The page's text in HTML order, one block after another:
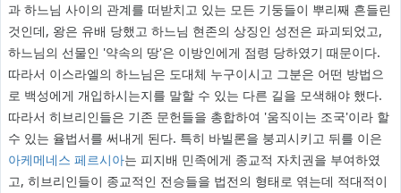
과 하느님 사이의 관계를 떠받치고 있는 모든 기둥들이 뿌리째 흔들린
것인데, 왕은 유배 당했고 하느님 현존의 상징인 성전은 파괴되었고,
하느님의 선물인 '약속의 땅'은 이방인에게 점령 당하였기 때문이다.
따라서 이스라엘의 하느님은 도대체 누구이시고 그분은 어떤 방법으
로 백성에게 개입하시는지를 말할 수 있는 다른 길을 모색해야 했다.
따라서 히브리인들은 기존 문헌들을 총합하여 '움직이는 조국'이라 할
수 있는 율법서를 써내게 된다. 특히 바빌론을 붕괴시키고 뒤를 이은
아케메네스 페르시아는 피지배 민족에게 종교적 자치권을 부여하였
고, 히브리인들이 종교적인 전승들을 법전의 형태로 엮는데 적대적이